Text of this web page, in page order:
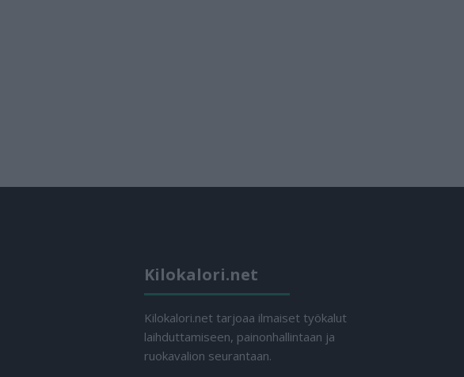
Kilokalori.net
Kilokalori.net tarjoaa ilmaiset työkalut
laihduttamiseen, painonhallintaan ja
ruokavalion seurantaan.